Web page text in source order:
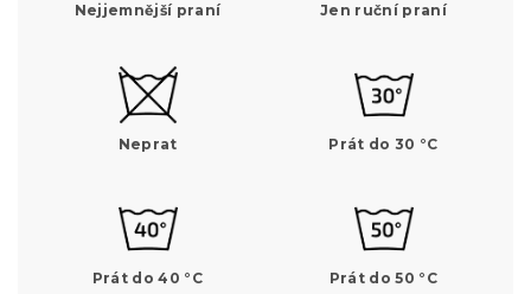
Nejjemnější praní Jen ruční praní
Neprat Prát do 30 °C
Prát do 40 °C Prát do 50 °C